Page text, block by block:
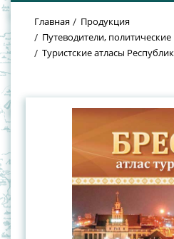
Главная
Продукция
Путеводители,
Туристские атласы